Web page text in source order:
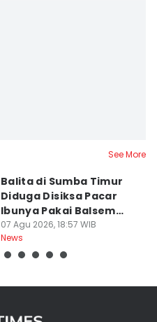
See More
Balita di Sumba Timur
Diduga Disiksa Pacar
Ibunya Pakai Balsem
dan Cabai
07 Agu 2026, 18:57 WIB
News